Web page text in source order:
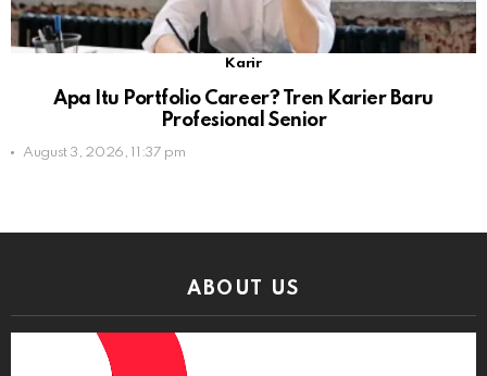
Karir
Apa Itu Portfolio Career? Tren Karier Baru
Profesional Senior
August 3, 2026, 11:37 pm
ABOUT US